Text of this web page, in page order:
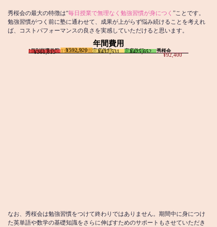
秀桜会の最大の特徴は“毎日授業で無理なく勉強習慣が身につく ”ことです。
勉強習慣がつく前に塾に通わせて、成果が上がらず悩み続けることを考えれ
ば、コストパフォーマンスの良さを実感していただけると思います。
年間費用
I個別指導学院
¥361,815 T個別指導学院
¥592,920 家庭教師T
¥437,531 家庭教師M
¥425,652 秀桜会
¥92,400
なお、秀桜会は勉強習慣をつけて終わりではありません。期間中に身につけ
た英単語や数学の基礎知識をさらに伸ばすためのサポートもさせていただき